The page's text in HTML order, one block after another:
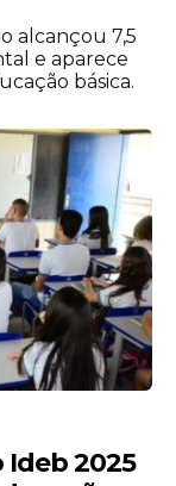
alcançou 7,5
e aparece
básica.
2025